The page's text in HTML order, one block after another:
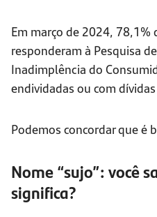
Em março de 2024, 78,1%
responderam à Pesquisa
Inadimplência do
endividadas ou com dívidas
Podemos concordar que é
Nome “sujo”: você
significa?